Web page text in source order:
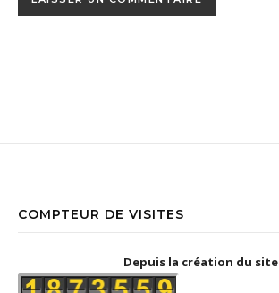
COMPTEUR DE VISITES
Depuis la création du site